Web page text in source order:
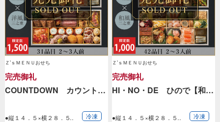
Ｚ’ｓＭＥＮＵおせち
完売御礼
COUNTDOWN カウント…
●縦１４．５×横２８．５
冷凍
Ｚ’ｓＭＥＮＵおせち
完売御礼
HI・NO・DE ひので【和…
●縦１４．５×横２８．５
冷凍